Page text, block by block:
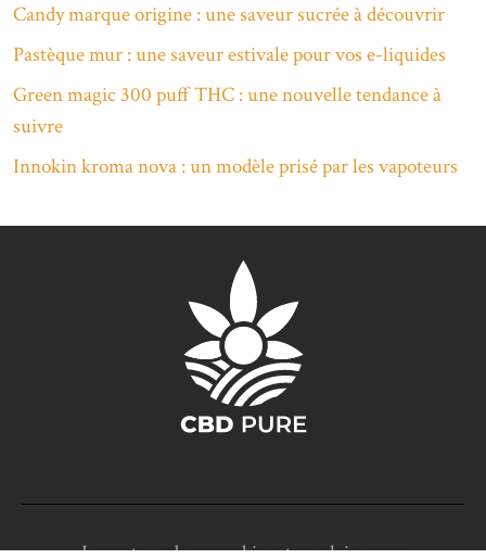
Candy marque origine : une saveur sucrée à découvrir
Pastèque mur : une saveur estivale pour vos e-liquides
Green magic 300 puff THC : une nouvelle tendance à
suivre
Innokin kroma nova : un modèle prisé par les vapoteurs
Le secteur du cannabis est en plein essor